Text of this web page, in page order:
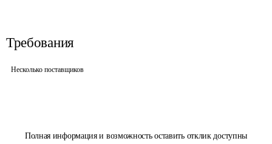
Полная информация и возможность оставить отклик доступны
Требования
Несколько поставщиков